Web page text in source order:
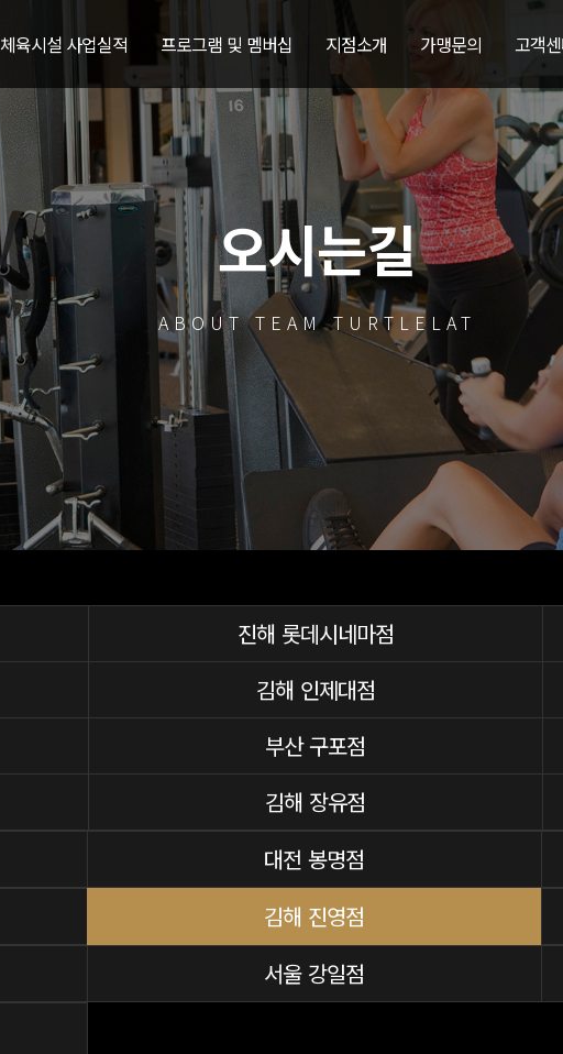
체육시설 사업실적 프로그램 및 멤버십 지점소개 가맹문의 고객
오시는길
ABOUT TEAM TURTLELAT
진해 롯데시네마점
김해 인제대점
부산 구포점
김해 장유점
대전 봉명점
김해 진영점
서울 강일점